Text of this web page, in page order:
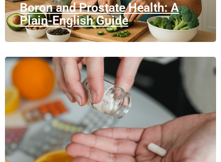
Boron and Prostate Health: A
Plain-English Guide